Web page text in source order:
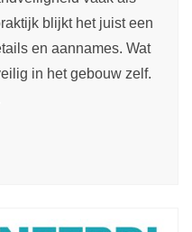
blijkt het juist een
en aannames. Wat
in het gebouw zelf.